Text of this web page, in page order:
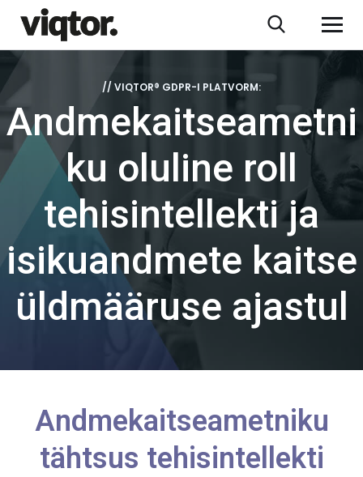
// VIQTOR® GDPR-I PLATVORM:
Andmekaitseametni
ku oluline roll
tehisintellekti ja
isikuandmete kaitse
üldmääruse ajastul
Andmekaitseametniku
tähtsus tehisintellekti